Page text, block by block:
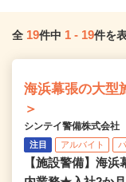
全 19件中 1 - 19件を
海浜幕張の大型
＞
シンテイ警備株式会
注目 アルバイト
【施設警備】海